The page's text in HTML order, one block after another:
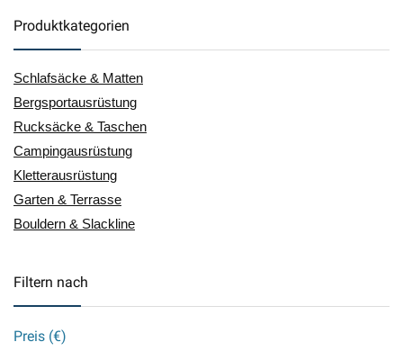
Produktkategorien
Schlafsäcke & Matten
Bergsportausrüstung
Rucksäcke & Taschen
Campingausrüstung
Kletterausrüstung
Garten & Terrasse
Bouldern & Slackline
Filtern nach
Preis (€)